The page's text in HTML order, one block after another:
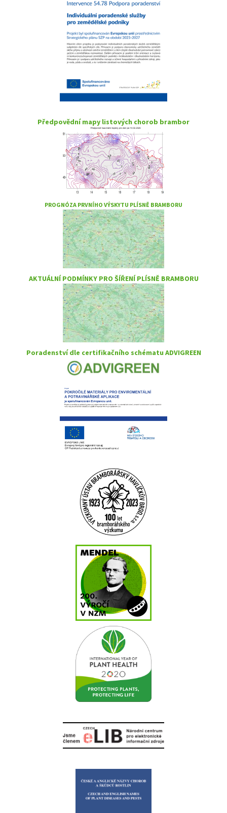
Předpovědní mapy listových chorob brambor
PROGNÓZA PRVNÍHO VÝSKYTU PLÍSNĚ BRAMBORU
AKTUÁLNÍ PODMÍNKY PRO ŠÍŘENÍ PLÍSNĚ BRAMBORU
Poradenství dle certifikačního schématu ADVIGREEN